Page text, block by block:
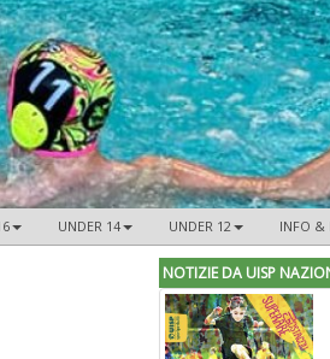
UNDER 14 UNDER 12 INFO &
NOTIZIE DA UISP